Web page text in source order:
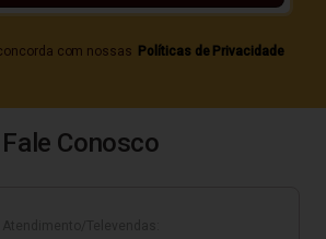
com nossas Políticas de Privacidade
Fale Conosco